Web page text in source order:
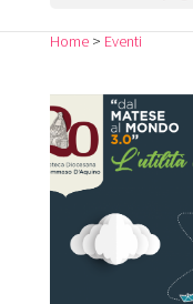
Home> Eventi